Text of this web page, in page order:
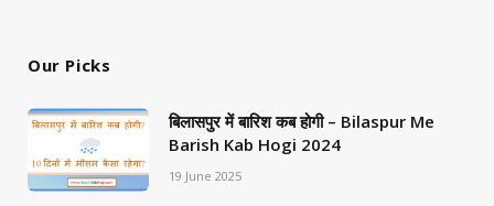
Our Picks
बिलासपुर में बारिश कब होगी – Bilaspur Me
Barish Kab Hogi 2024
19 June 2025